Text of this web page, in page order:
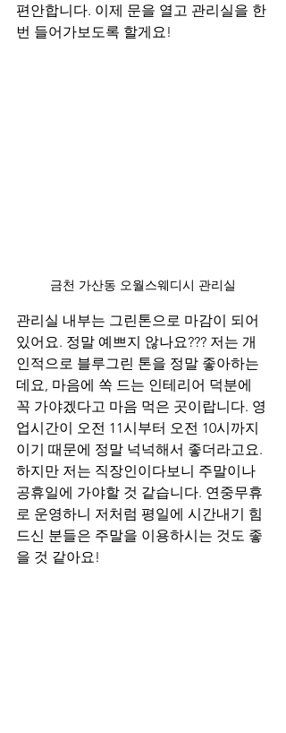
편안합니다. 이제 문을 열고 관리실을 한
번 들어가보도록 할게요!
금천 가산동 오월스웨디시 관리실
관리실 내부는 그린톤으로 마감이 되어
있어요. 정말 예쁘지 않나요??? 저는 개
인적으로 블루그린 톤을 정말 좋아하는
데요, 마음에 쏙 드는 인테리어 덕분에
꼭 가야겠다고 마음 먹은 곳이랍니다. 영
업시간이 오전 11시부터 오전 10시까지
이기 때문에 정말 넉넉해서 좋더라고요.
하지만 저는 직장인이다보니 주말이나
공휴일에 가야할 것 같습니다. 연중무휴
로 운영하니 저처럼 평일에 시간내기 힘
드신 분들은 주말을 이용하시는 것도 좋
을 것 같아요!